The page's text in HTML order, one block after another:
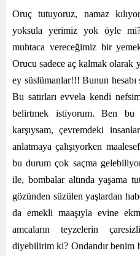
Oruç tutuyoruz, namaz
yoksula yerimiz yok öyle
muhtaca vereceğimiz bir
Orucu sadece aç kalmak olarak
ey süslümanlar!!! Bunun hesabı
Bu satırları evvela kendi
belirtmek istiyorum. Ben bu
karşıysam, çevremdeki
anlatmaya çalışıyorken
bu durum çok saçma
ile, bombalar altında yaşama
gözünden süzülen yaşlardan
da emekli maaşıyla evine
amcaların teyzelerin
diyebilirim ki? Ondandır benim